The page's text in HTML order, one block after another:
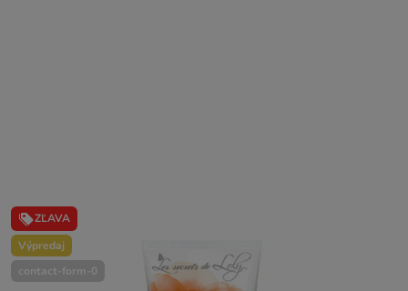
ZĽAVA
Výpredaj
contact-form-0